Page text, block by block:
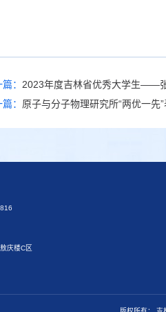
篇： 2023年度吉林省优秀大学生——
： 原子与分子物理研究所“两优一
庆楼C区